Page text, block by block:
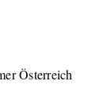
Österreich